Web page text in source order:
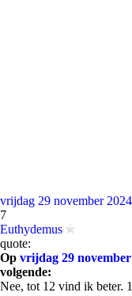
vrijdag 29 november
7
Euthydemus
quote:
Op vrijdag 29
volgende:
Nee, tot 12 vind ik beter.